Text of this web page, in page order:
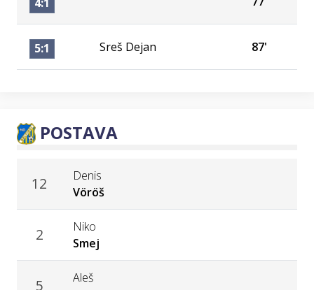
4:1
5:1 Sreš Dejan 87'
POSTAVA
12
Denis
Vöröš
2
Niko
Smej
5
Aleš